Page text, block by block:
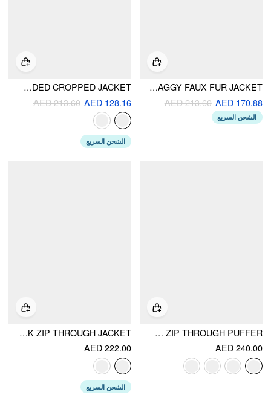
SHAGGY FAUX FUR JACKET
AED 170.88
AED 213.60
الشحن السريع
FAUX SHEARLING HOODED CROPPED JACKET
AED 128.16
AED 213.60
الشحن السريع
FUNNEL NECK BOWKNOT DRAWSTRING ZIP THROUGH PUFFER
AED 240.00
FAUX FUR DEER PRINT HIGH NECK ZIP THROUGH JACKET
AED 222.00
الشحن السريع